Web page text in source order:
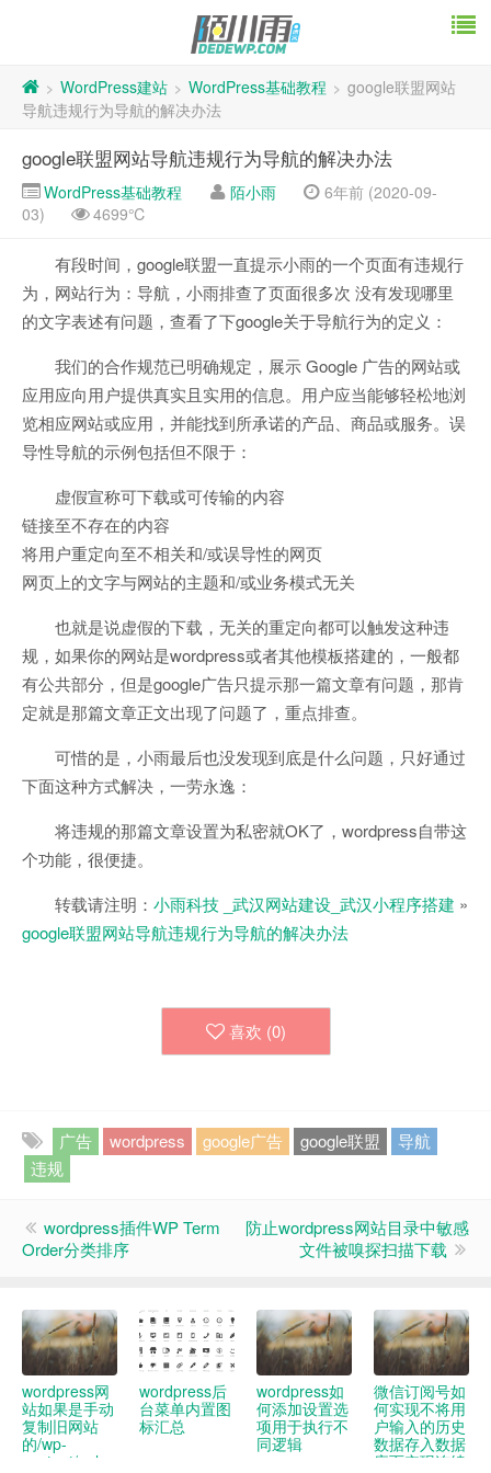
> WordPress建站 > WordPress基础教程 > google联盟网站
导航违规行为导航的解决办法
google联盟网站导航违规行为导航的解决办法
WordPress基础教程 陌小雨
6年前 (2020-09-
03)
4699℃
有段时间，google联盟一直提示小雨的一个页面有违规行
为，网站行为：导航，小雨排查了页面很多次 没有发现哪里
的文字表述有问题，查看了下google关于导航行为的定义：
我们的合作规范已明确规定，展示 Google 广告的网站或
应用应向用户提供真实且实用的信息。用户应当能够轻松地浏
览相应网站或应用，并能找到所承诺的产品、商品或服务。误
导性导航的示例包括但不限于：
虚假宣称可下载或可传输的内容
链接至不存在的内容
将用户重定向至不相关和/或误导性的网页
网页上的文字与网站的主题和/或业务模式无关
也就是说虚假的下载，无关的重定向都可以触发这种违
规，如果你的网站是wordpress或者其他模板搭建的，一般都
有公共部分，但是google广告只提示那一篇文章有问题，那肯
定就是那篇文章正文出现了问题了，重点排查。
可惜的是，小雨最后也没发现到底是什么问题，只好通过
下面这种方式解决，一劳永逸：
将违规的那篇文章设置为私密就OK了，wordpress自带这
个功能，很便捷。
转载请注明： 小雨科技 _武汉网站建设_武汉小程序搭建 »
google联盟网站导航违规行为导航的解决办法
喜欢 (0)
广告 wordpress google广告 google联盟
导航
违规
wordpress插件WP Term
Order分类排序
防止wordpress网站目录中敏感
文件被嗅探扫描下载
wordpress网
站如果是手动
复制旧网站
的/wp-
content/uploads
wordpress后
台菜单内置图
标汇总
wordpress如
何添加设置选
项用于执行不
同逻辑
微信订阅号如
何实现不将用
户输入的历史
数据存入数据
库而实现连续